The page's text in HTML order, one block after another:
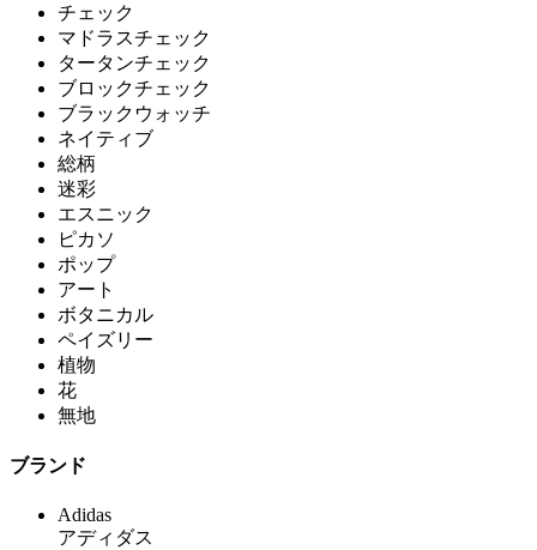
チェック
マドラスチェック
タータンチェック
ブロックチェック
ブラックウォッチ
ネイティブ
総柄
迷彩
エスニック
ピカソ
ポップ
アート
ボタニカル
ペイズリー
植物
花
無地
ブランド
Adidas
アディダス